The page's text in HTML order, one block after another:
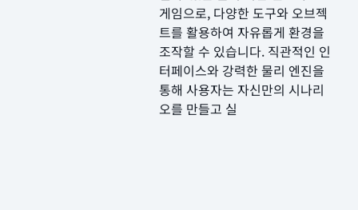
게임으로, 다양한 도구와 오브젝
트를 활용하여 자유롭게 환경을
조작할 수 있습니다. 직관적인 인
터페이스와 강력한 물리 엔진을
통해 사용자는 자신만의 시나리
오를 만들고 실